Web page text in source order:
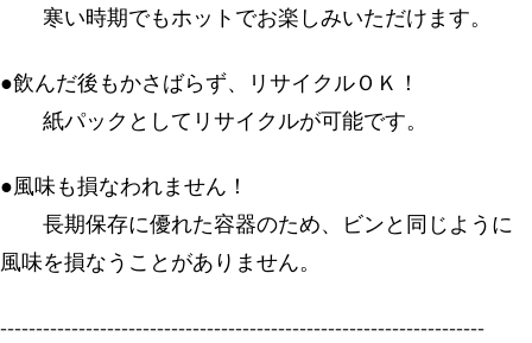
寒い時期でもホットでお楽しみいただけます。
●飲んだ後もかさばらず、リサイクルＯＫ！
紙パックとしてリサイクルが可能です。
●風味も損なわれません！
長期保存に優れた容器のため、ビンと同じように
風味を損なうことがありません。
--------------------------------------------------------------------